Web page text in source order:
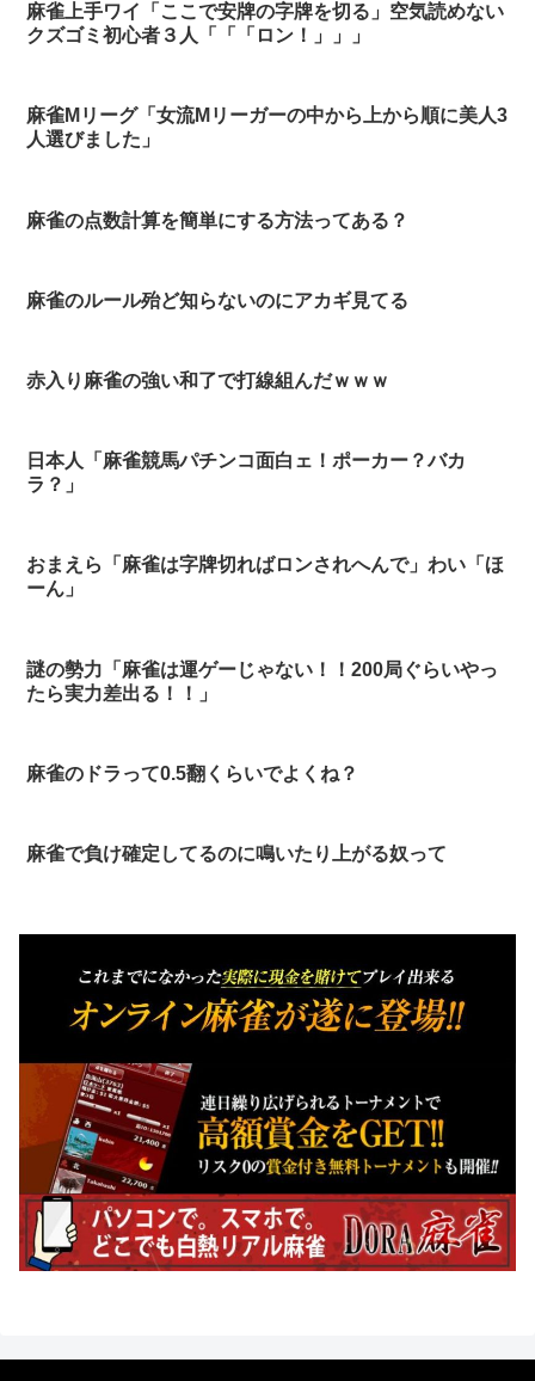
麻雀上手ワイ「ここで安牌の字牌を切る」空気読めない
クズゴミ初心者３人「「「ロン！」」」
麻雀Mリーグ「女流Mリーガーの中から上から順に美人3
人選びました」
麻雀の点数計算を簡単にする方法ってある？
麻雀のルール殆ど知らないのにアカギ見てる
赤入り麻雀の強い和了で打線組んだｗｗｗ
日本人「麻雀競馬パチンコ面白ェ！ポーカー？バカ
ラ？」
おまえら「麻雀は字牌切ればロンされへんで」わい「ほ
ーん」
謎の勢力「麻雀は運ゲーじゃない！！200局ぐらいやっ
たら実力差出る！！」
麻雀のドラって0.5翻くらいでよくね？
麻雀で負け確定してるのに鳴いたり上がる奴って